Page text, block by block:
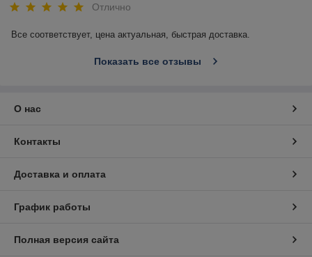
Отлично
Все соответствует, цена актуальная, быстрая доставка.
Показать все отзывы
О нас
Контакты
Доставка и оплата
График работы
Полная версия сайта